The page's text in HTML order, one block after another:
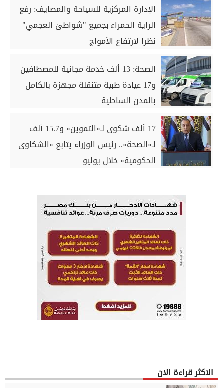
الإدارة المركزية للسياحة والمصايف: رفع
الراية الحمراء بجميع "شواطئ العجمي"
نظرا لارتفاع الأمواج
الصحة: 13 ألف خدمة مجانية للمصطافين
و17 عيادة طبية متنقلة مجهزة بالكامل
بالمدن الساحلية
17 ألف شكوى لـ«التموين» و15.7 ألف
لـ«الصحة».. رئيس الوزراء يتابع «الشكاوى
الحكومية» خلال يوليو
الاكثر قراءة الان